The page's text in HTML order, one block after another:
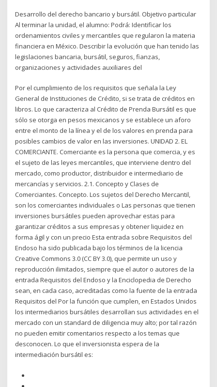
Desarrollo del derecho bancario y bursátil. Objetivo particular
Al terminar la unidad, el alumno: Podrá: Identificar los
ordenamientos civiles y mercantiles que regularon la materia
financiera en México. Describir la evolución que han tenido las
legislaciones bancaria, bursátil, seguros, fianzas,
organizaciones y actividades auxiliares del
Por el cumplimiento de los requisitos que señala la Ley
General de Instituciones de Crédito, si se trata de créditos en
libros. Lo que caracteriza al Crédito de Prenda Bursátil es que
sólo se otorga en pesos mexicanos y se establece un aforo
entre el monto de la línea y el de los valores en prenda para
posibles cambios de valor en las inversiones. UNIDAD 2. EL
COMERCIANTE. Comerciante es la persona que comercia, y es
el sujeto de las leyes mercantiles, que interviene dentro del
mercado, como productor, distribuidor e intermediario de
mercancías y servicios. 2.1. Concepto y Clases de
Comerciantes. Concepto. Los sujetos del Derecho Mercantil,
son los comerciantes individuales o Las personas que tienen
inversiones bursátiles pueden aprovechar estas para
garantizar créditos a sus empresas y obtener liquidez en
forma ágil y con un precio Esta entrada sobre Requisitos del
Endoso ha sido publicada bajo los términos de la licencia
Creative Commons 3.0 (CC BY 3.0), que permite un uso y
reproducción ilimitados, siempre que el autor o autores de la
entrada Requisitos del Endoso y la Enciclopedia de Derecho
sean, en cada caso, acreditadas como la fuente de la entrada
Requisitos del Por la función que cumplen, en Estados Unidos
los intermediarios bursátiles desarrollan sus actividades en el
mercado con un standard de diligencia muy alto; por tal razón
no pueden emitir comentarios respecto a los temas que
desconocen. Lo que el inversionista espera de la
intermediación bursátil es: